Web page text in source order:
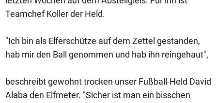
Teamchef Koller der Held.
"Ich bin als Elferschütze auf dem Zettel gestanden,
hab mir den Ball genommen und hab ihn reingehaut",
beschreibt gewohnt trocken unser Fußball-Held David
Alaba den Elfmeter. "Sicher ist man ein bisschen